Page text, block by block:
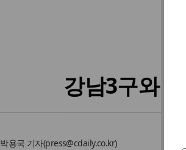
강남3구와
박용국 기자(press@cdaily.co.kr)